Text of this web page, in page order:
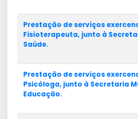
Prestação de serviços
Fisioterapeuta, junto à
Saúde.
Prestação de serviços
Psicóloga, junto à Secretaria
Educação.